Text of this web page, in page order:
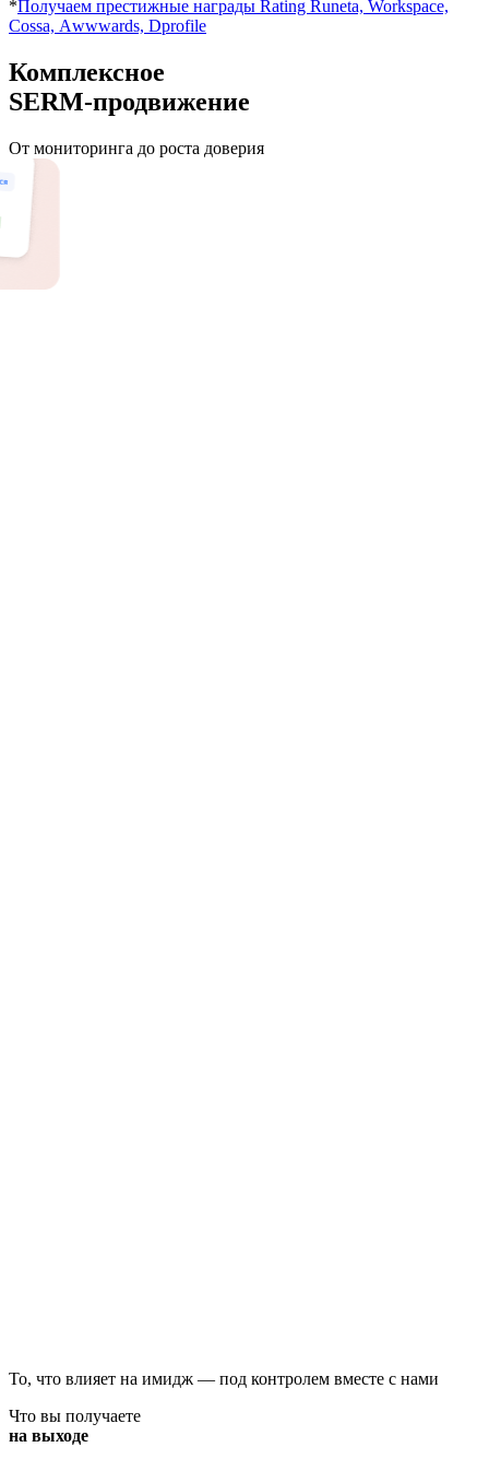
*Получаем престижные награды Rating Runeta, Workspace,
Cossa, Аwwwards, Dprofile
Комплексное
SERM-продвижение
От мониторинга до роста доверия
То, что влияет на имидж — под контролем вместе с нами
Что вы получаете
на выходе